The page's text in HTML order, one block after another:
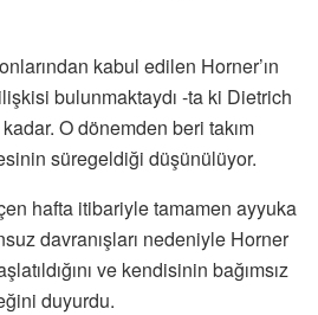
kabul edilen Horner’ın
bulunmaktaydı -ta ki Dietrich
O dönemden beri takım
süregeldiği düşünülüyor.
hafta itibariyle tamamen ayyuka
davranışları nedeniyle Horner
ve kendisinin bağımsız
duyurdu.